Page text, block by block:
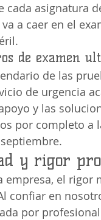
asignatura
a caer en el
de examen
de las
de urgencia
y las
por completo a
y rigor
empresa, el rigor
confiar en
por